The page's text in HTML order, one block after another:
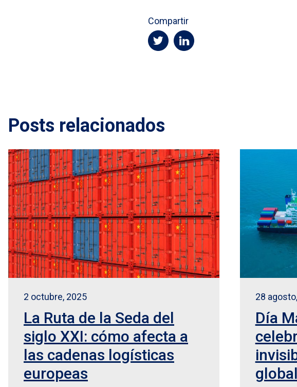
Compartir
Posts relacionados
2 octubre, 2025
La Ruta de la Seda del
siglo XXI: cómo afecta a
las cadenas logísticas
europeas
28
Día
global